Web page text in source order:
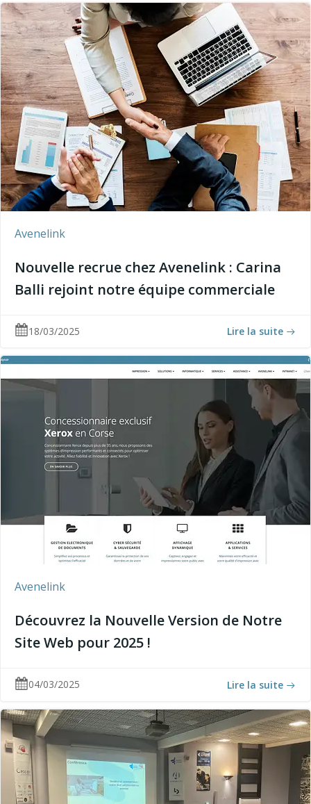
Avenelink
Nouvelle recrue chez Avenelink : Carina
Balli rejoint notre équipe commerciale
18/03/2025 Lire la suite
Avenelink
Découvrez la Nouvelle Version de Notre
Site Web pour 2025 !
04/03/2025 Lire la suite